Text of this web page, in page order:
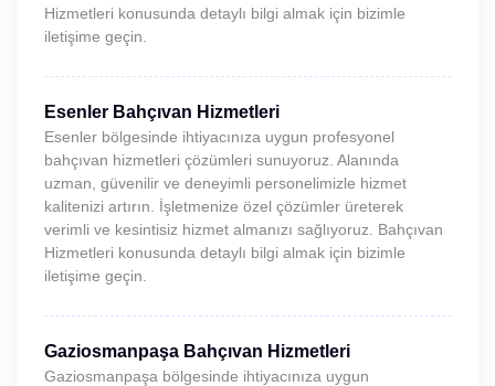
Hizmetleri konusunda detaylı bilgi almak için bizimle
iletişime geçin.
Esenler Bahçıvan Hizmetleri
Esenler bölgesinde ihtiyacınıza uygun profesyonel
bahçıvan hizmetleri çözümleri sunuyoruz. Alanında
uzman, güvenilir ve deneyimli personelimizle hizmet
kalitenizi artırın. İşletmenize özel çözümler üreterek
verimli ve kesintisiz hizmet almanızı sağlıyoruz. Bahçıvan
Hizmetleri konusunda detaylı bilgi almak için bizimle
iletişime geçin.
Gaziosmanpaşa Bahçıvan Hizmetleri
Gaziosmanpaşa bölgesinde ihtiyacınıza uygun